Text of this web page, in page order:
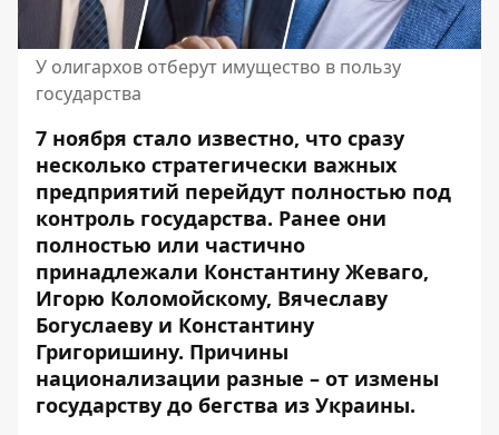
У олигархов отберут имущество в пользу
государства
7 ноября стало известно, что сразу
несколько стратегически важных
предприятий перейдут полностью под
контроль государства. Ранее они
полностью или частично
принадлежали Константину Жеваго,
Игорю Коломойскому, Вячеславу
Богуслаеву и Константину
Григоришину. Причины
национализации разные – от измены
государству до бегства из Украины.